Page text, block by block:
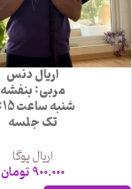
اریال دنس
مربی: بنفشه
شنبه ساعت 11:15
تک جلسه
اریال یوگا
900.000تومان